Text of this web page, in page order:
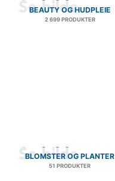
BEAUTY OG HUDPLEIE
2 699 PRODUKTER
BLOMSTER OG PLANTER
51 PRODUKTER